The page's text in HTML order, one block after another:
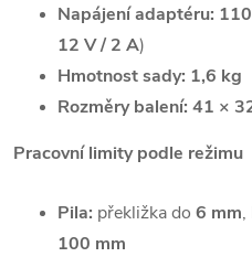
Napájení adaptéru:
12 V / 2 A)
Hmotnost sady: 1,6 kg
Rozměry balení: 41 ×
Pracovní limity podle režimu
Pila: překližka do 6 mm,
100 mm